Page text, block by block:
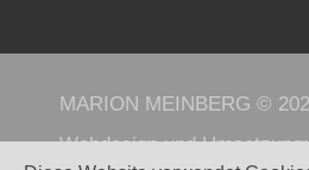
MARION MEINBERG ©
Webdesign und